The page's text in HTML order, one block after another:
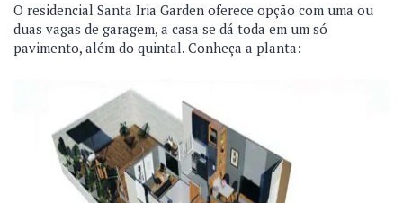
O residencial Santa Iria Garden oferece opção com uma ou
duas vagas de garagem, a casa se dá toda em um só
pavimento, além do quintal. Conheça a planta: